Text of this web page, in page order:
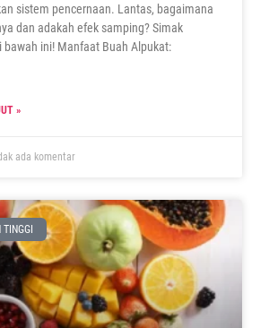
sistem pencernaan. Lantas, bagaimana
dan adakah efek samping? Simak
bawah ini! Manfaat Buah Alpukat:
»
ada komentar
TINGGI